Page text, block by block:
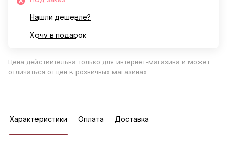
Нашли дешевле?
Хочу в подарок
Цена действительна только для интернет-магазина и может
отличаться от цен в розничных магазинах
Характеристики Оплата Доставка